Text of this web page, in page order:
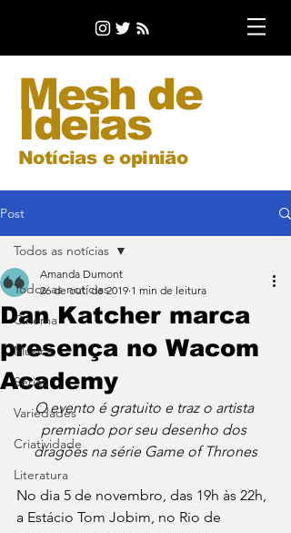
Mesh de
Ideias
Notícias e opinião
Post
Todos as notícias
Cinema
Música
Séries
Variedades
Criatividade
Literatura
Todos as notícias
Dan Katcher marca
presença no Wacom
Academy
Amanda Dumont
26 de out. de 2019 1 min de leitura
O evento é gratuito e traz o artista
premiado por seu desenho dos
dragões na série Game of Thrones
No dia 5 de novembro, das 19h às 22h,
a Estácio Tom Jobim, no Rio de